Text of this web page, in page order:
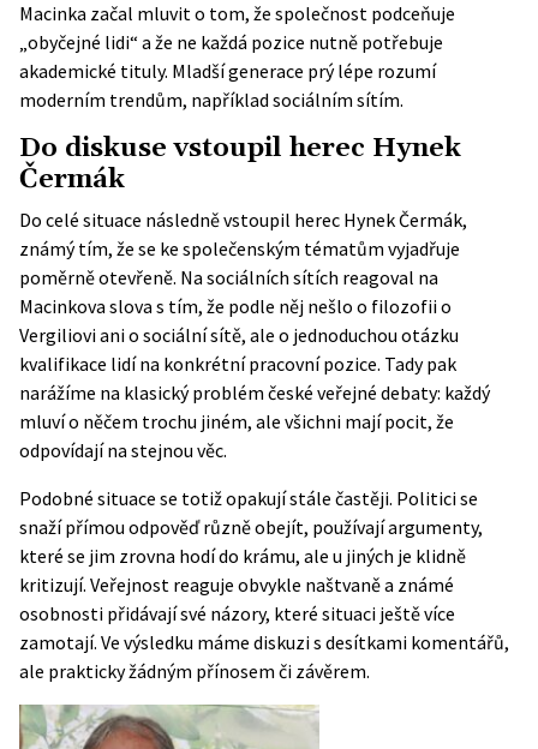
Macinka začal mluvit o tom, že společnost podceňuje
„obyčejné lidi“ a že ne každá pozice nutně potřebuje
akademické tituly. Mladší generace prý lépe rozumí
moderním trendům, například sociálním sítím.
Do diskuse vstoupil herec Hynek
Čermák
Do celé situace následně vstoupil herec Hynek Čermák,
známý tím, že se ke společenským tématům vyjadřuje
poměrně otevřeně. Na sociálních sítích reagoval na
Macinkova slova s tím, že podle něj nešlo o filozofii o
Vergiliovi ani o sociální sítě, ale o jednoduchou otázku
kvalifikace lidí na konkrétní pracovní pozice. Tady pak
narážíme na klasický problém české veřejné debaty: každý
mluví o něčem trochu jiném, ale všichni mají pocit, že
odpovídají na stejnou věc.
Podobné situace se totiž opakují stále častěji. Politici se
snaží přímou odpověď různě obejít, používají argumenty,
které se jim zrovna hodí do krámu, ale u jiných je klidně
kritizují. Veřejnost reaguje obvykle naštvaně a známé
osobnosti přidávají své názory, které situaci ještě více
zamotají. Ve výsledku máme diskuzi s desítkami komentářů,
ale prakticky žádným přínosem či závěrem.